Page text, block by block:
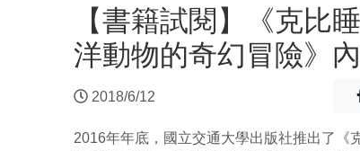
【書籍試閱】《克比
洋動物的奇幻冒險》
2018/6/12
2016年年底，國立交通大學出版社推出了《